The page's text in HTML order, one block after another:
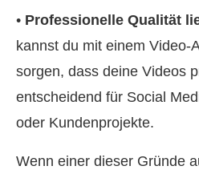
• Professionelle Qualität
kannst du mit einem Video-
sorgen, dass deine Videos
entscheidend für Social
oder Kundenprojekte.
Wenn einer dieser Gründe